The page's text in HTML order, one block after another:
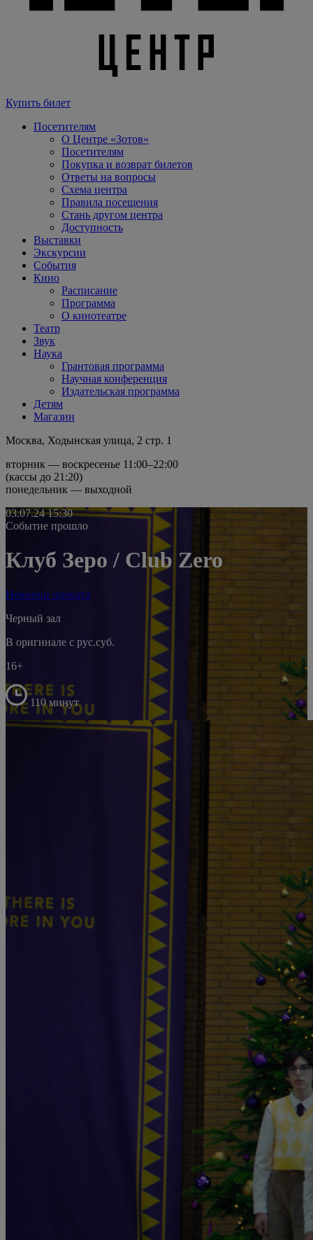
Купить билет
Посетителям
О Центре «Зотов»
Посетителям
Покупка и возврат билетов
Ответы на вопросы
Схема центра
Правила посещения
Стань другом центра
Доступность
Выставки
Экскурсии
События
Кино
Расписание
Программа
О кинотеатре
Театр
Звук
Наука
Грантовая программа
Научная конференция
Издательская программа
Детям
Магазин
Москва, Ходынская улица, 2 стр. 1
вторник — воскресенье 11:00–22:00
(кассы до 21:20)
понедельник — выходной
03.07.24 15:30
Событие прошло
Клуб Зеро / Club Zero
Новинки проката
Черный зал
В оригинале с рус.суб.
16+
110 минут